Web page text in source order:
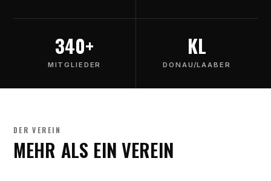
340+
MITGLIEDER
KL
DONAU/LAABER
DER VEREIN
MEHR ALS EIN VEREIN